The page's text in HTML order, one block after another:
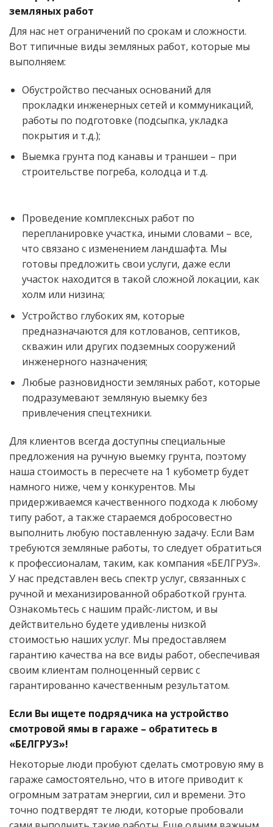
земляных работ
Для нас нет ограничений по срокам и сложности.
Вот типичные виды земляных работ, которые мы
выполняем:
Обустройство песчаных оснований для
прокладки инженерных сетей и коммуникаций,
работы по подготовке (подсыпка, укладка
покрытия и т.д.);
Выемка грунта под канавы и траншеи – при
строительстве погреба, колодца и т.д.
Проведение комплексных работ по
перепланировке участка, иными словами – все,
что связано с изменением ландшафта. Мы
готовы предложить свои услуги, даже если
участок находится в такой сложной локации, как
холм или низина;
Устройство глубоких ям, которые
предназначаются для котлованов, септиков,
скважин или других подземных сооружений
инженерного назначения;
Любые разновидности земляных работ, которые
подразумевают земляную выемку без
привлечения спецтехники.
Для клиентов всегда доступны специальные
предложения на ручную выемку грунта, поэтому
наша стоимость в пересчете на 1 кубометр будет
намного ниже, чем у конкурентов. Мы
придерживаемся качественного подхода к любому
типу работ, а также стараемся добросовестно
выполнить любую поставленную задачу. Если Вам
требуются земляные работы, то следует обратиться
к профессионалам, таким, как компания «БЕЛГРУЗ».
У нас представлен весь спектр услуг, связанных с
ручной и механизированной обработкой грунта.
Ознакомьтесь с нашим прайс-листом, и вы
действительно будете удивлены низкой
стоимостью наших услуг. Мы предоставляем
гарантию качества на все виды работ, обеспечивая
своим клиентам полноценный сервис с
гарантированно качественным результатом.
Если Вы ищете подрядчика на устройство
смотровой ямы в гараже – обратитесь в
«БЕЛГРУЗ»!
Некоторые люди пробуют сделать смотровую яму в
гараже самостоятельно, что в итоге приводит к
огромным затратам энергии, сил и времени. Это
точно подтвердят те люди, которые пробовали